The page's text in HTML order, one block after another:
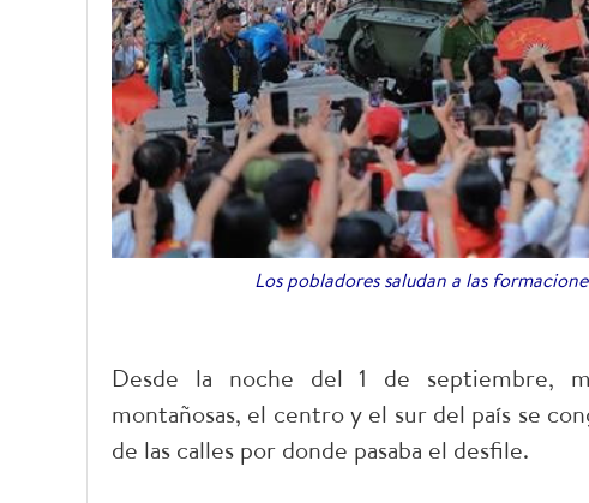
Los pobladores saludan a las
Desde la noche del 1 de septiembre,
montañosas, el centro y el sur del país se
de las calles por donde pasaba el desfile.